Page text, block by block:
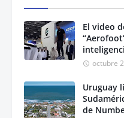
El video
octubre
Uruguay
de